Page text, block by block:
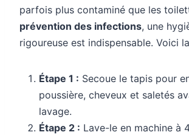
parfois plus contaminé que les
prévention des infections, une
rigoureuse est indispensable. Voici
Étape 1 : Secoue le tapis pour
poussière, cheveux et saletés
lavage.
Étape 2 : Lave-le en machine à